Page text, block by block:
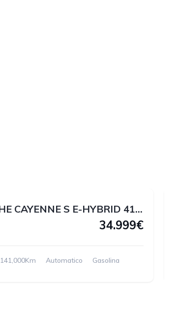
PORSCHE CAYENNE S E-HYBRID 416cv HÍBRIDO ENCHUFABLE
34.999€
141,000Km Automatico Gasolina